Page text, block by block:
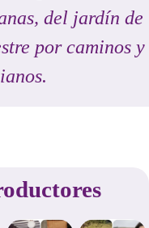
del jardín de
por caminos y